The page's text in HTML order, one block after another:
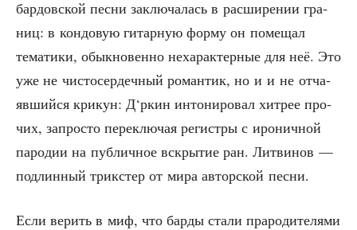
бар­дов­ской пес­ни заклю­ча­лась в рас­ши­ре­нии гра­
ниц: в кон­до­вую гитар­ную фор­му он поме­щал
тема­ти­ки, обык­но­вен­но неха­рак­тер­ные для неё. Это
уже не чисто­сер­деч­ный роман­тик, но и и не отча­
яв­ший­ся кри­кун: Д‘ркин инто­ни­ро­вал хит­рее про­
чих, запро­сто пере­клю­чая реги­стры с иро­нич­ной
паро­дии на пуб­лич­ное вскры­тие ран. Лит­ви­нов —
под­лин­ный трикс­тер от мира автор­ской песни.
Если верить в миф, что бар­ды ста­ли пра­ро­ди­те­ля­ми